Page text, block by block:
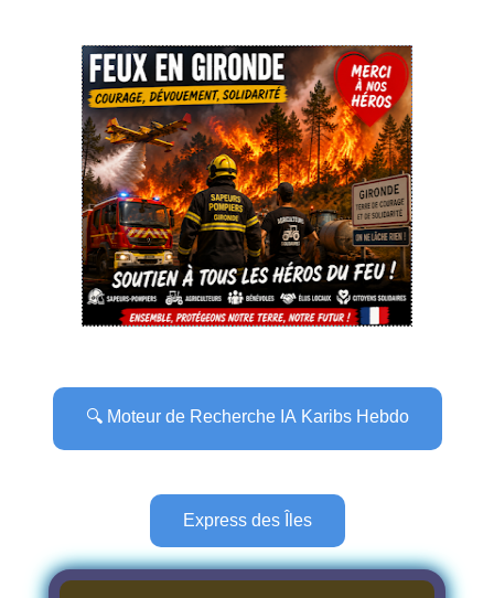
🔍 Moteur de Recherche IA Karibs Hebdo
Express des Îles